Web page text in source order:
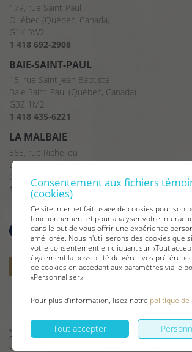
179, rue Saint-Paul
Québec (Québec, Canada)
G1K 3W2
1 418 692-2908
BAIE-SAINT-PAUL
15, rue Saint Jean Baptiste
Baie Saint-Paul (Québec, Canada)
G3Z 1M2
1 418 435-6221
LA MALBAIE
865, rue Richelieu
La Malbaie (Québec, Canada)
G5A 2X8
1 418 665-2375
Inscrivez-vous à notre infolettre
ADN communication
© 2026 |
Les Immeubles Charlevoix
Courtage immobilier et location touristique |Conditions
confidentialité
Consentement aux fichiers
(cookies)
Ce site Internet fait usage de cookies pour son
fonctionnement et pour analyser votre
dans le but de vous offrir une expérience
améliorée. Nous n'utiliserons des cookies que
votre consentement en cliquant sur «Tout
également la possibilité de gérer vos
de cookies en accédant aux paramètres via le
«Personnaliser».
Pour plus d’information, lisez notre politique
Tout accepter